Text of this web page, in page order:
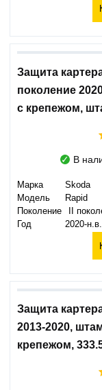
Защита
поколение
с крепежом,
В
Марка
Skoda
Модель
Rapid
Поколение
II
Год
2020-н.в.
Защита
2013-2020,
крепежом,